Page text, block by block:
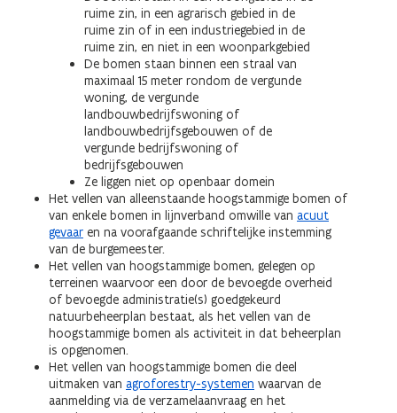
ruime zin, in een agrarisch gebied in de
ruime zin of in een industriegebied in de
ruime zin, en niet in een woonparkgebied
De bomen staan binnen een straal van
maximaal 15 meter rondom de vergunde
woning, de vergunde
landbouwbedrijfswoning of
landbouwbedrijfsgebouwen of de
vergunde bedrijfswoning of
bedrijfsgebouwen
Ze liggen niet op openbaar domein
Het vellen van alleenstaande hoogstammige bomen of
van enkele bomen in lijnverband omwille van acuut
gevaar en na voorafgaande schriftelijke instemming
van de burgemeester.
Het vellen van hoogstammige bomen, gelegen op
terreinen waarvoor een door de bevoegde overheid
of bevoegde administratie(s) goedgekeurd
natuurbeheerplan bestaat, als het vellen van de
hoogstammige bomen als activiteit in dat beheerplan
is opgenomen.
Het vellen van hoogstammige bomen die deel
uitmaken van agroforestry-systemen waarvan de
aanmelding via de verzamelaanvraag en het